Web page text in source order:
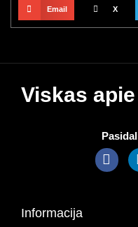
Email X
Viskas
Informacija